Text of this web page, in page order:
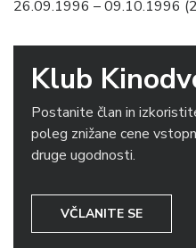
26.09.1996 – 09.10.1996
Klub
Postanite član in
poleg znižane cene
druge ugodnosti.
VČLANITE SE